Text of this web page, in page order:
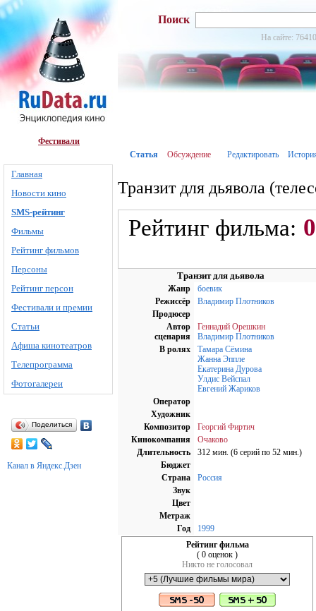
Фестивали
Главная
Новости кино
SMS-рейтинг
Фильмы
Рейтинг фильмов
Персоны
Рейтинг персон
Фестивали и премии
Статьи
Афиша кинотеатров
Телепрограмма
Фотогалереи
Поделиться
Канал в Яндекс.Дзен
Поиск
На сайте:
Статья Обсуждение Редактировать
Транзит для дьявола
Рейтинг фильма: 0
Транзит для дьявола
Жанр
боевик
Режиссёр
Владимир Плотников
Продюсер
Автор
сценария
Геннадий Орешкин
Владимир Плотников
В ролях
Тамара Сёмина
Жанна Эппле
Екатерина Дурова
Улдис Вейспал
Евгений Жариков
Оператор
Художник
Композитор
Георгий Фиртич
Кинокомпания
Очаково
Длительность
312 мин. (6 серий по 52 мин.)
Бюджет
Страна
Россия
Звук
Цвет
Метраж
Год
1999
Рейтинг фильма
( 0 оценок )
Никто не голосовал